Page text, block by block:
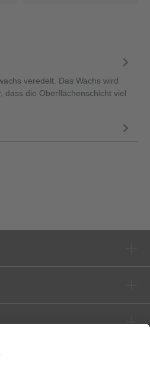
veredelt. Das Wachs wird
dass die Oberflächenschicht viel